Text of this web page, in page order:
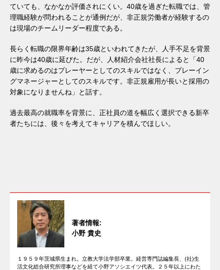
ていても、なかなか評価されにくい。40歳を過ぎた転職では、管
理職経験が問われることが通例だが、非正規労働者が経験するの
は現場のチームリーダー程度である。
長らく転職の限界年齢は35歳といわれてきたが、人手不足を背景
に昨今は40歳に延びた。だが、人材紹介会社社長によると「40
歳に求めるのはプレーヤーとしてのスキルではなく、プレーイン
グマネージャーとしてのスキルです。非正規雇用が長いと採用の
対象になりませんね」と話す。
過去最高の就職率を背景に、正社員の道を幅広く選択できる新卒
者たちには、後々を考えてキャリアを積んでほしい。
著者情報:
小野 貴史
１９５９年茨城県生まれ。立教大学法学部卒業。経営専門誌編集長、(社)生
活文化総合研究所理事などを経て小野アソシエイツ代表。２５年以上にわた